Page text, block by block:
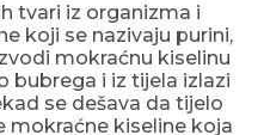
tvari iz organizma i
koji se nazivaju purini,
mokraćnu kiselinu
bubrega i iz tijela izlazi
se dešava da tijelo
mokraćne kiseline koja